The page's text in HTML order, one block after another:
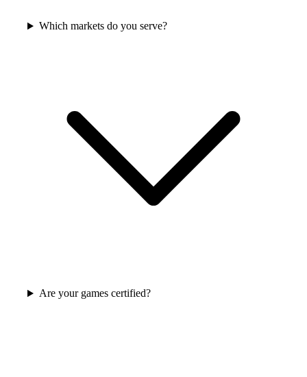
Which markets do you serve?
Are your games certified?